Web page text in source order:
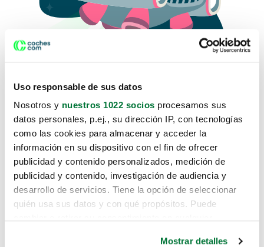
Uso responsable de sus datos
Nosotros y nuestros 1022 socios procesamos sus
datos personales, p.ej., su dirección IP, con tecnologías
como las cookies para almacenar y acceder la
información en su dispositivo con el fin de ofrecer
publicidad y contenido personalizados, medición de
publicidad y contenido, investigación de audiencia y
desarrollo de servicios. Tiene la opción de seleccionar
quién usa sus datos y con qué propósitos. Puede
Mostrar detalles
Lo sentimos, no sabemos como
te hemos traido hasta aquí.
Pero puedes encontrar el coche que estás
buscando en alguno de estos enlaces: